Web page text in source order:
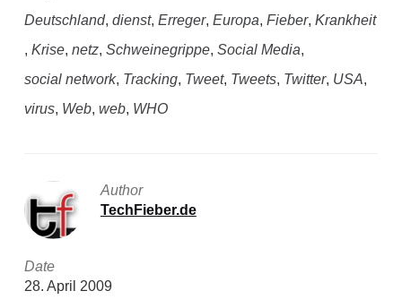
Deutschland, dienst, Erreger, Europa, Fieber, Krankheit
, Krise, netz, Schweinegrippe, Social Media,
social network, Tracking, Tweet, Tweets, Twitter, USA,
virus, Web, web, WHO
Author
TechFieber.de
Date
28. April 2009